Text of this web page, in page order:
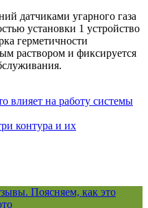
датчиками угарного газа
установки 1 устройство
герметичности
раствором и фиксируется
влияет на работу системы
контура и их